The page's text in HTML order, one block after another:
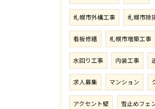
札幌市外構工事 札幌市除
看板修繕 札幌市増築工事
水回り工事 内装工事
求人募集 マンション
アクセント壁 雪止めフェ